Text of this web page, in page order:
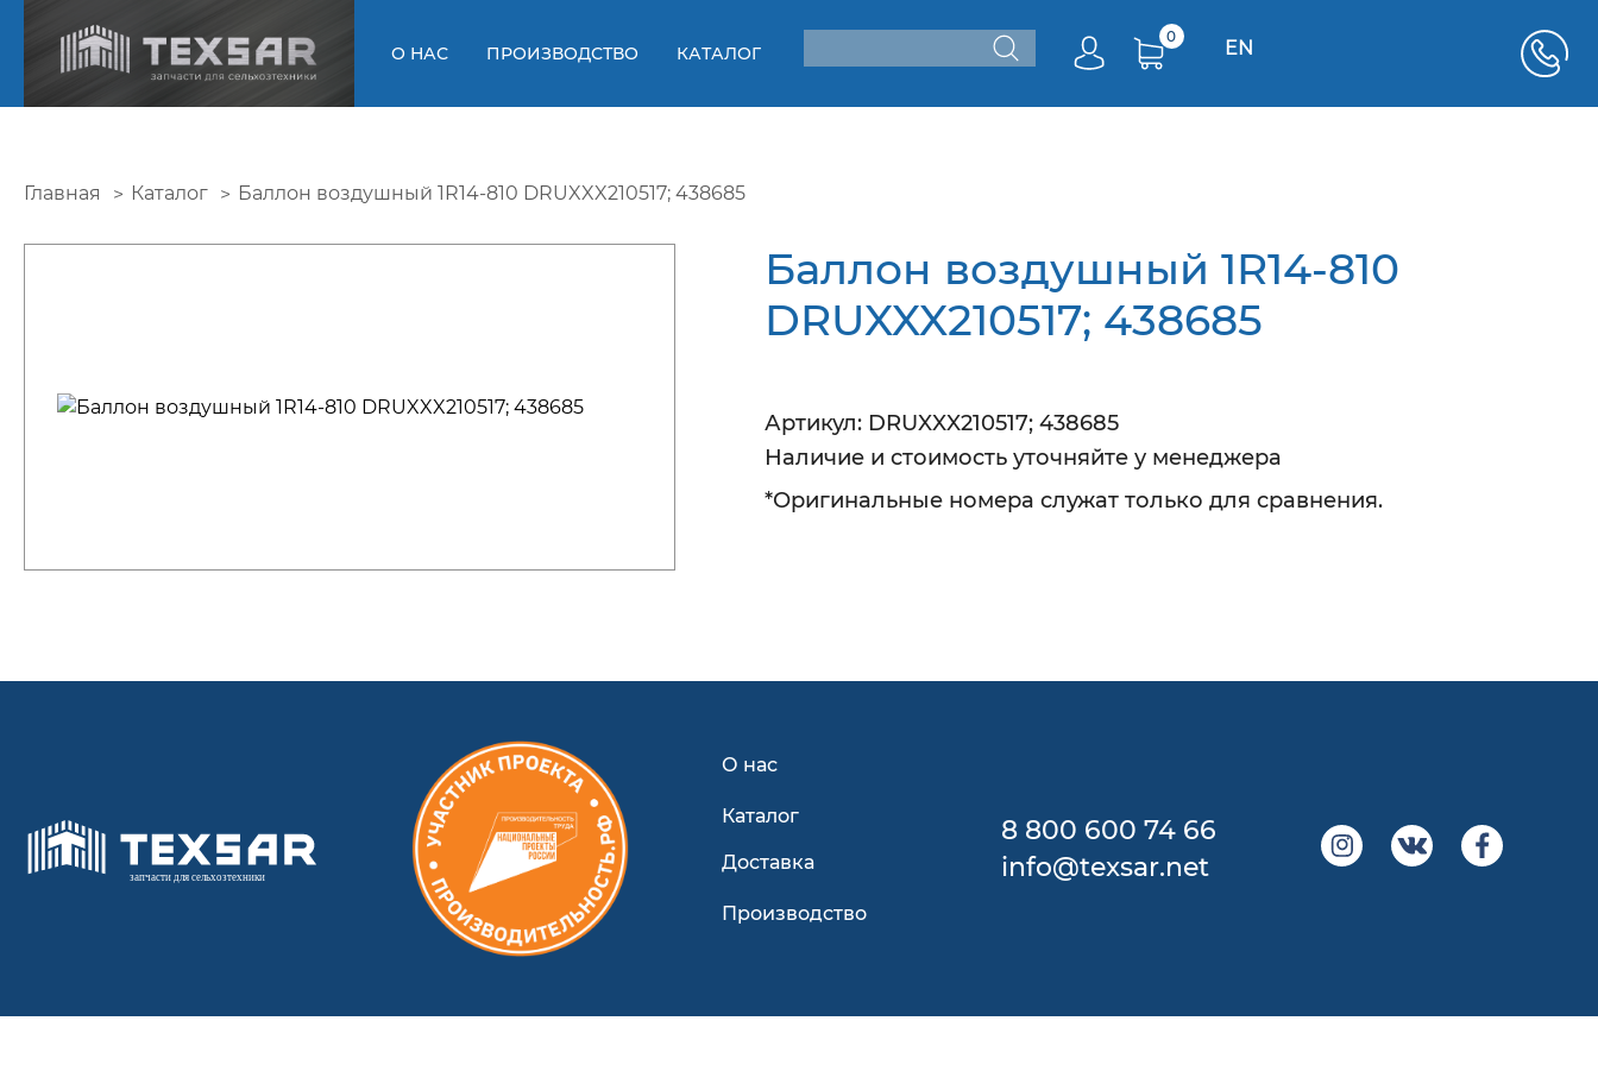
О НАС ПРОИЗВОДСТВО КАТАЛОГ
0
EN
Главная Каталог Баллон воздушный 1R14-810 DRUXXX210517; 438685
Баллон воздушный 1R14-810
DRUXXX210517; 438685
Артикул: DRUXXX210517; 438685
Наличие и стоимость уточняйте у менеджера
*Оригинальные номера служат только для сравнения.
О нас
Каталог
Доставка
Производство
8 800 600 74 66
info@texsar.net